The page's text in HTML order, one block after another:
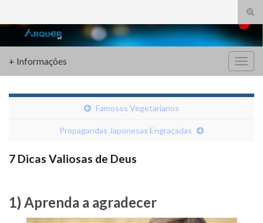
de
Search for:
+ Informações
Famosos Vegetarianos
Propagandas Japonesas Engraçadas
7 Dicas Valiosas de Deus
1) Aprenda a agradecer